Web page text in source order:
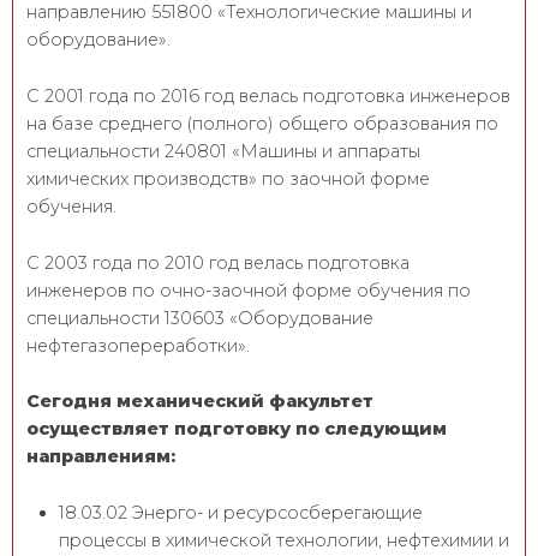
направлению 551800 «Технологические машины и
оборудование».
С 2001 года по 2016 год велась подготовка инженеров
на базе среднего (полного) общего образования по
специальности 240801 «Машины и аппараты
химических производств» по заочной форме
обучения.
С 2003 года по 2010 год велась подготовка
инженеров по очно-заочной форме обучения по
специальности 130603 «Оборудование
нефтегазопереработки».
Сегодня механический факультет
осуществляет подготовку по следующим
направлениям:
18.03.02 Энерго- и ресурсосберегающие
процессы в химической технологии, нефтехимии и